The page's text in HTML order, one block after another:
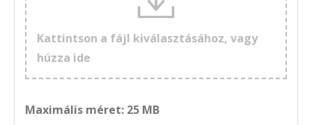
Kattintson a fájl kiválasztásához, vagy
húzza ide
Maximális méret: 25 MB